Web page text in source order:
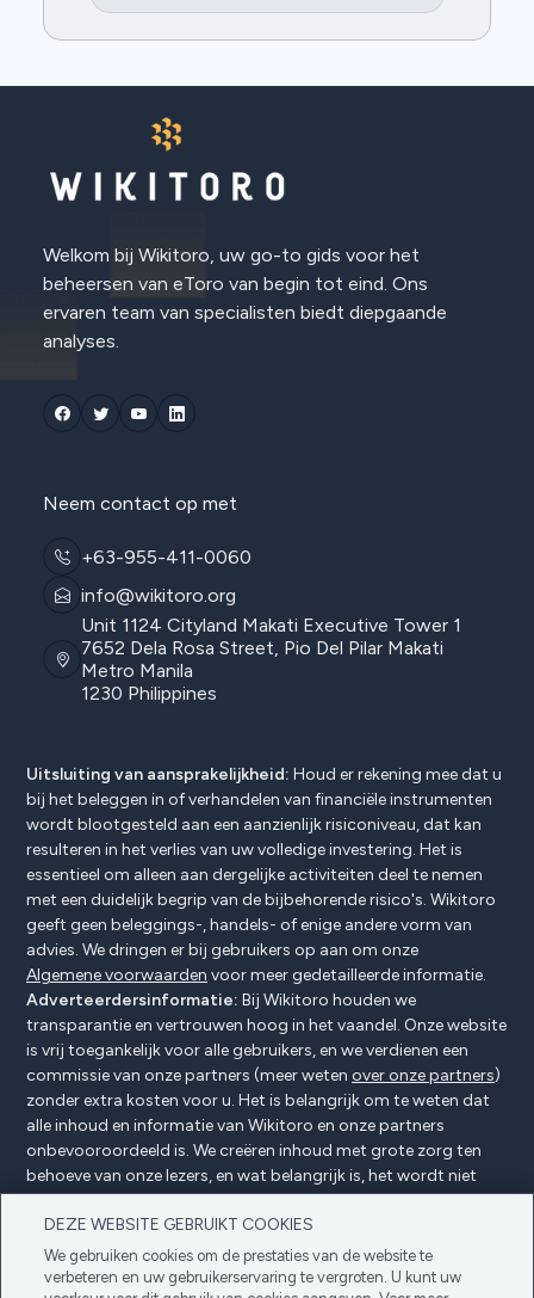
DEZE WEBSITE GEBRUIKT COOKIES
We gebruiken cookies om de prestaties van de website te
verbeteren en uw gebruikerservaring te vergroten. U kunt uw
Welkom bij Wikitoro, uw go-to gids voor het
beheersen van eToro van begin tot eind. Ons
ervaren team van specialisten biedt diepgaande
analyses.
Neem contact op met
+63-955-411-0060
info@wikitoro.org
Unit 1124 Cityland Makati Executive Tower 1
7652 Dela Rosa Street, Pio Del Pilar Makati
Metro Manila
1230 Philippines
Uitsluiting van aansprakelijkheid: Houd er rekening mee dat u
bij het beleggen in of verhandelen van financiële instrumenten
wordt blootgesteld aan een aanzienlijk risiconiveau, dat kan
resulteren in het verlies van uw volledige investering. Het is
essentieel om alleen aan dergelijke activiteiten deel te nemen
met een duidelijk begrip van de bijbehorende risico's. Wikitoro
geeft geen beleggings-, handels- of enige andere vorm van
advies. We dringen er bij gebruikers op aan om onze
Algemene voorwaarden voor meer gedetailleerde informatie.
Adverteerdersinformatie: Bij Wikitoro houden we
transparantie en vertrouwen hoog in het vaandel. Onze website
is vrij toegankelijk voor alle gebruikers, en we verdienen een
commissie van onze partners (meer weten over onze partners)
zonder extra kosten voor u. Het is belangrijk om te weten dat
alle inhoud en informatie van Wikitoro en onze partners
onbevooroordeeld is. We creëren inhoud met grote zorg ten
behoeve van onze lezers, en wat belangrijk is, het wordt niet
beïnvloed door enige compensatieovereenkomsten met onze
partners.